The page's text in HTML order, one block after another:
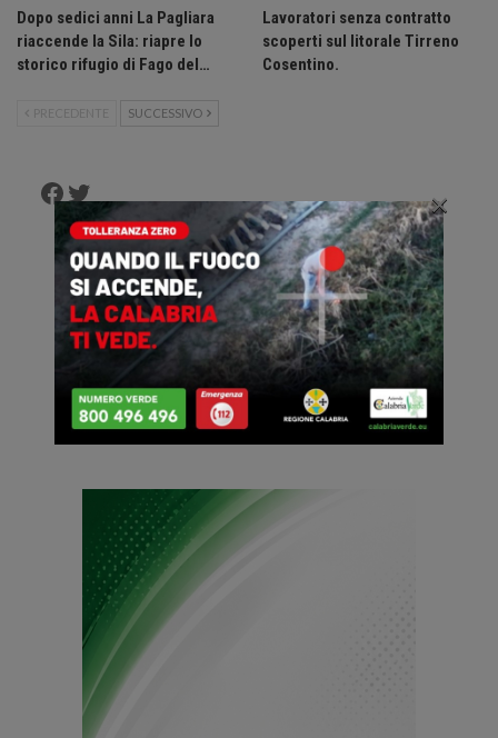
Dopo sedici anni La Pagliara
riaccende la Sila: riapre lo
storico rifugio di Fago del…
Lavoratori senza contratto
scoperti sul litorale Tirreno
Cosentino.
PRECEDENTE SUCCESSIVO
Facebook
Twitter ×